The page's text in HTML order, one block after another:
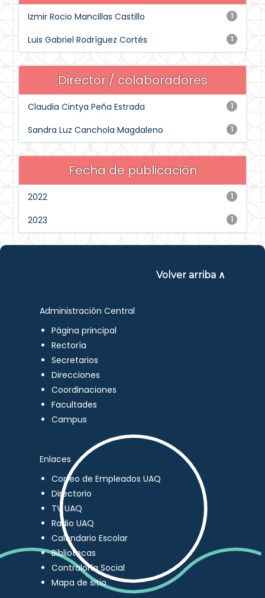
1
Izmir Rocio Mancillas Castillo
1
Luis Gabriel Rodríguez Cortés
Director / colaboradores
1
Claudia Cintya Peña Estrada
1
Sandra Luz Canchola Magdaleno
Fecha de publicación
1
2022
1
2023
Volver arriba ∧
Administración Central
Página principal
Rectoría
Secretarios
Direcciones
Coordinaciones
Facultades
Campus
Enlaces
Correo de Empleados UAQ
Directorio
TV UAQ
Radio UAQ
Calendario Escolar
Bibliotecas
Contraloría Social
Mapa de sitio